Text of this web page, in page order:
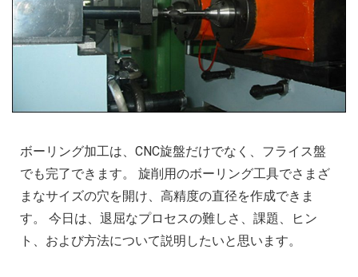
ボーリング加工は、CNC旋盤だけでなく、フライス盤
でも完了できます。 旋削用のボーリング工具でさまざ
まなサイズの穴を開け、高精度の直径を作成できま
す。 今日は、退屈なプロセスの難しさ、課題、ヒン
ト、および方法について説明したいと思います。